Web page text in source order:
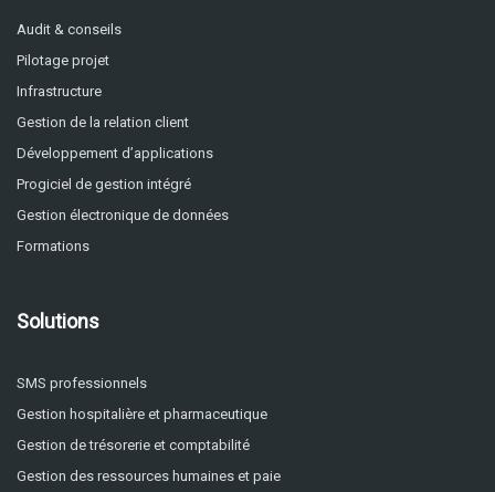
Audit & conseils
Pilotage projet
Infrastructure
Gestion de la relation client
Développement d’applications
Progiciel de gestion intégré
Gestion électronique de données
Formations
Solutions
SMS professionnels
Gestion hospitalière et pharmaceutique
Gestion de trésorerie et comptabilité
Gestion des ressources humaines et paie